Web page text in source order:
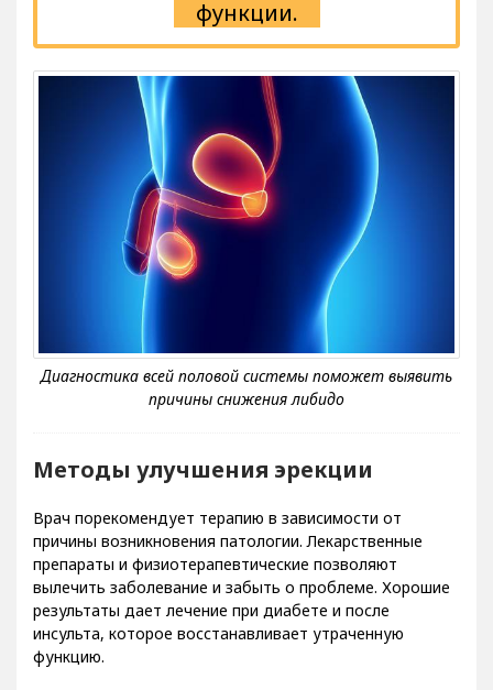
функции.
Методы улучшения эрекции
Врач порекомендует терапию в зависимости от
причины возникновения патологии. Лекарственные
препараты и физиотерапевтические позволяют
вылечить заболевание и забыть о проблеме. Хорошие
результаты дает лечение при диабете и после
инсульта, которое восстанавливает утраченную
функцию.